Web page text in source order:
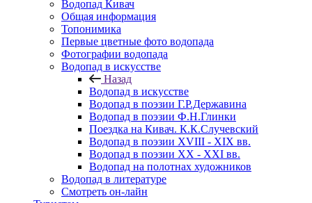
Водопад Кивач
Общая информация
Топонимика
Первые цветные фото водопада
Фотографии водопада
Водопад в искусстве
Назад
Водопад в искусстве
Водопад в поэзии Г.Р.Державина
Водопад в поэзии Ф.Н.Глинки
Поездка на Кивач. К.К.Случевский
Водопад в поэзии XVIII - XIX вв.
Водопад в поэзии XX - XXI вв.
Водопад на полотнах художников
Водопад в литературе
Смотреть он-лайн